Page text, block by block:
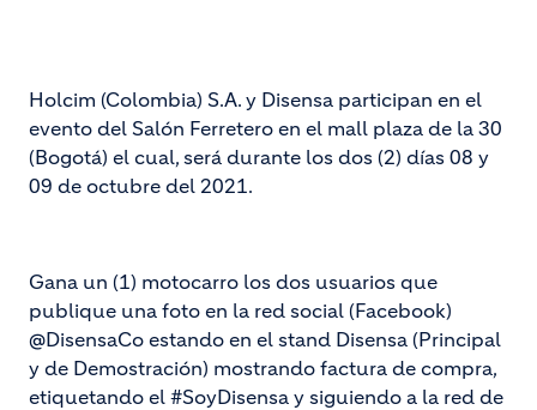
Holcim (Colombia) S.A. y Disensa participan en el
evento del Salón Ferretero en el mall plaza de la 30
(Bogotá) el cual, será durante los dos (2) días 08 y
09 de octubre del 2021.
Gana un (1) motocarro los dos usuarios que
publique una foto en la red social (Facebook)
@DisensaCo estando en el stand Disensa (Principal
y de Demostración) mostrando factura de compra,
etiquetando el #SoyDisensa y siguiendo a la red de